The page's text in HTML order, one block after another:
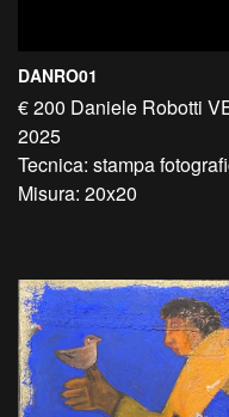
DANRO01
€ 200 Daniele Robotti
2025
Tecnica: stampa
Misura: 20x20